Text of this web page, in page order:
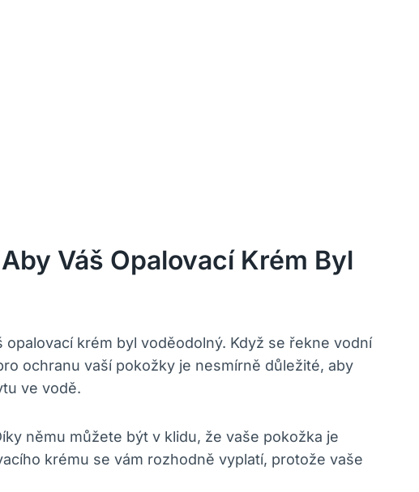
Váš Opalovací Krém Byl
krém byl voděodolný. Když se řekne vodní
ochranu vaší pokožky je nesmírně důležité, aby
ve vodě.
němu můžete být v klidu, že vaše pokožka je
krému se vám rozhodně vyplatí, protože vaše